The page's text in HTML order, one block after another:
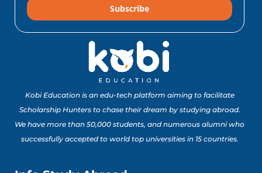
Subscribe
Kobi Education is an edu-tech platform aiming to facilitate
Scholarship Hunters to chase their dream by studying abroad.
We have more than 50,000 students, and numerous alumni who
successfully accepted to world top universities in 15 countries.